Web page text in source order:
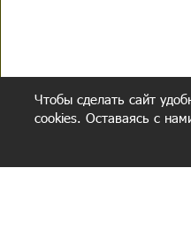
Чтобы сделать сайт
cookies. Оставаясь с